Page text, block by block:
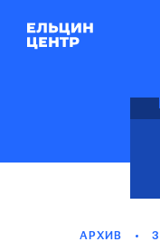
АРХИВ